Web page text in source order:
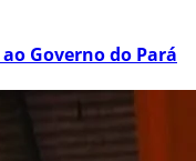
Governo do Pará